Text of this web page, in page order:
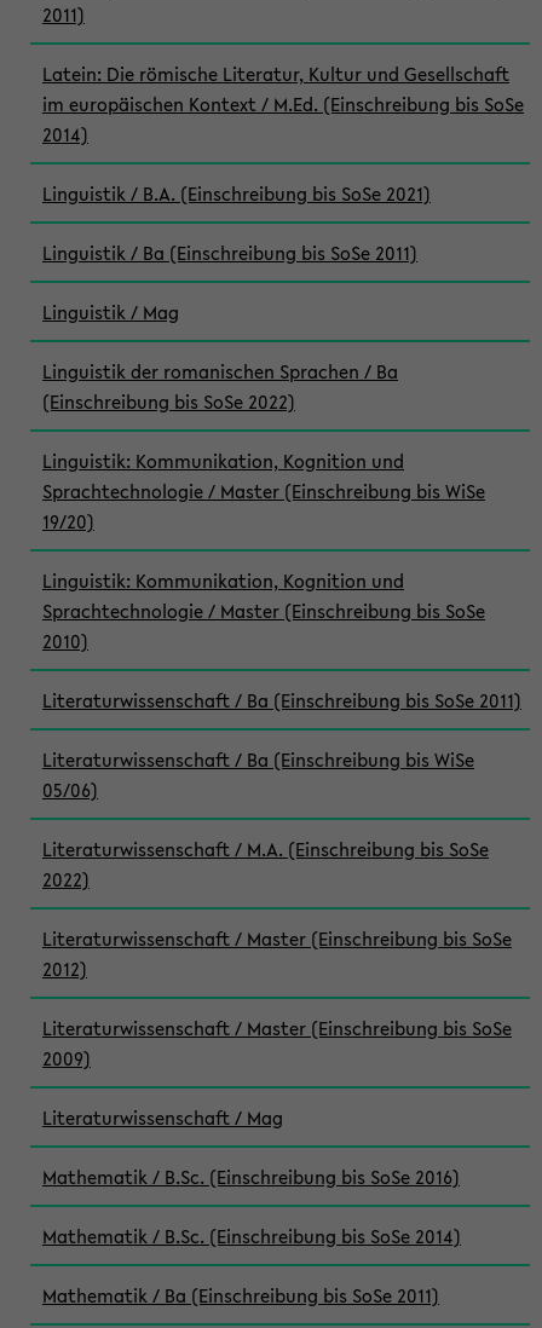
2011)
Latein: Die römische Literatur, Kultur und Gesellschaft
im europäischen Kontext / M.Ed. (Einschreibung bis SoSe
2014)
Linguistik / B.A. (Einschreibung bis SoSe 2021)
Linguistik / Ba (Einschreibung bis SoSe 2011)
Linguistik / Mag
Linguistik der romanischen Sprachen / Ba
(Einschreibung bis SoSe 2022)
Linguistik: Kommunikation, Kognition und
Sprachtechnologie / Master (Einschreibung bis WiSe
19/20)
Linguistik: Kommunikation, Kognition und
Sprachtechnologie / Master (Einschreibung bis SoSe
2010)
Literaturwissenschaft / Ba (Einschreibung bis SoSe 2011)
Literaturwissenschaft / Ba (Einschreibung bis WiSe
05/06)
Literaturwissenschaft / M.A. (Einschreibung bis SoSe
2022)
Literaturwissenschaft / Master (Einschreibung bis SoSe
2012)
Literaturwissenschaft / Master (Einschreibung bis SoSe
2009)
Literaturwissenschaft / Mag
Mathematik / B.Sc. (Einschreibung bis SoSe 2016)
Mathematik / B.Sc. (Einschreibung bis SoSe 2014)
Mathematik / Ba (Einschreibung bis SoSe 2011)